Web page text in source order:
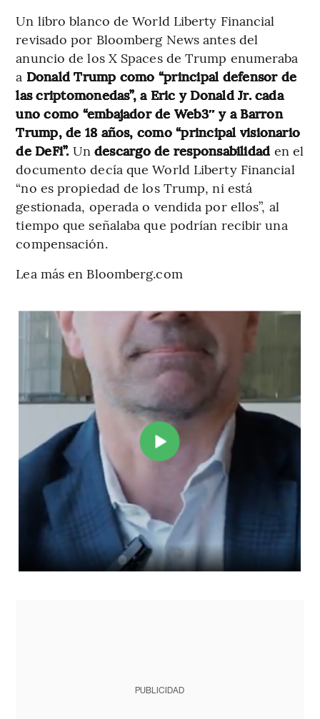
Un libro blanco de World Liberty Financial
revisado por Bloomberg News antes del
anuncio de los X Spaces de Trump enumeraba
a Donald Trump como “principal defensor de
las criptomonedas”, a Eric y Donald Jr. cada
uno como “embajador de Web3″ y a Barron
Trump, de 18 años, como “principal visionario
de DeFi”. Un descargo de responsabilidad en el
documento decía que World Liberty Financial
“no es propiedad de los Trump, ni está
gestionada, operada o vendida por ellos”, al
tiempo que señalaba que podrían recibir una
compensación.
Lea más en Bloomberg.com
PUBLICIDAD